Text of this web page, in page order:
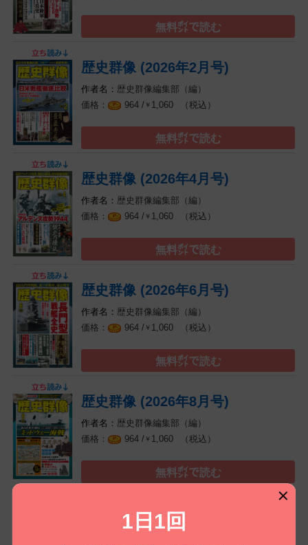
無料㌽で読む
歴史群像 (2026年2月号)
歴史群像編集部（編）
964 / ￥ 1,060 （税込）
無料㌽で読む
歴史群像 (2026年4月号)
歴史群像編集部（編）
964 / ￥ 1,060 （税込）
無料㌽で読む
歴史群像 (2026年6月号)
歴史群像編集部（編）
964 / ￥ 1,060 （税込）
無料㌽で読む
歴史群像 (2026年8月号)
歴史群像編集部（編）
964 / ￥ 1,060 （税込）
無料㌽で読む
1日1回